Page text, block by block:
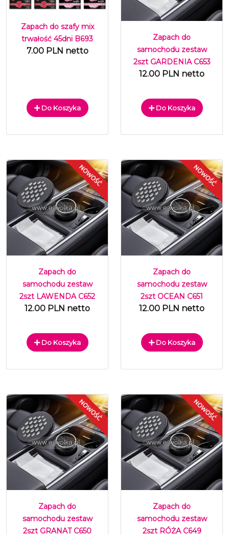
Zapach do szafy mix
trwałość 45dni B693
7.00 PLN netto
Do Koszyka
Zapach do
samochodu zestaw
2szt GARDENIA C653
12.00 PLN netto
Do Koszyka
Zapach do
samochodu zestaw
2szt LAWENDA C652
12.00 PLN netto
Do Koszyka
Zapach do
samochodu zestaw
2szt OCEAN C651
12.00 PLN netto
Do Koszyka
Zapach do
samochodu zestaw
2szt GRANAT C650
Zapach do
samochodu zestaw
2szt RÓŻA C649